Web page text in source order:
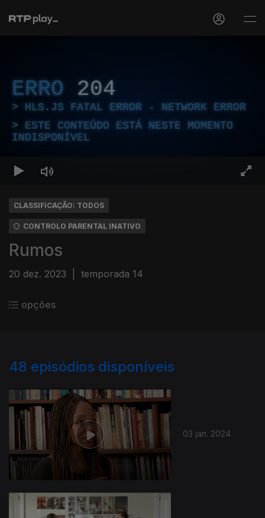
ERRO 204
HLS.JS FATAL ERROR - NETWORK ERROR
ESTE CONTEÚDO ESTÁ NESTE MOMENTO
INDISPONÍVEL
CLASSIFICAÇÃO: TODOS
CONTROLO PARENTAL INATIVO
Rumos
20 dez. 2023 temporada 14
opções
48 episódios disponíveis
03 jan. 2024